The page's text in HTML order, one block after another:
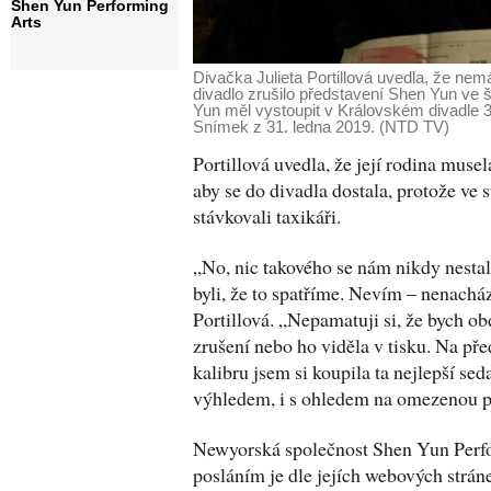
Shen Yun Performing
Arts
Divačka Julieta Portillová uvedla, že
divadlo zrušilo představení Shen Yun ve
Yun měl vystoupit v Královském divadle
Snímek z 31. ledna 2019. (NTD TV)
Portillová uvedla, že její rodina
aby se do divadla dostala, protože ve
stávkovali taxikáři.
„No, nic takového se nám nikdy
byli, že to spatříme. Nevím –
Portillová. „Nepamatuji si, že bych
zrušení nebo ho viděla v tisku. Na
kalibru jsem si koupila ta nejlepší
výhledem, i s ohledem na omezenou
Newyorská společnost Shen Yun
posláním je dle jejích webových